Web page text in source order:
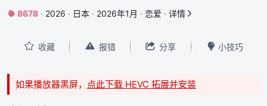
 8678 · 2026 · 日本 · 2026年1月 · 恋爱 · 详情 
 收藏  报错  分享  小技巧
如果播放器黑屏， 点此下载 HEVC 拓展并安装